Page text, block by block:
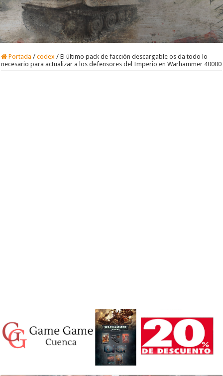
Portada / codex / El último pack de facción descargable os da todo lo
necesario para actualizar a los defensores del Imperio en Warhammer 40000